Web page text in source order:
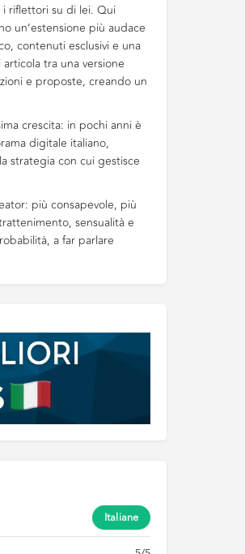
i riflettori su di lei. Qui
un’estensione più audace
contenuti esclusivi e una
tra una versione
e proposte, creando un
crescita: in pochi anni è
digitale italiano,
strategia con cui gestisce
più consapevole, più
sensualità e
a far parlare
Italiane